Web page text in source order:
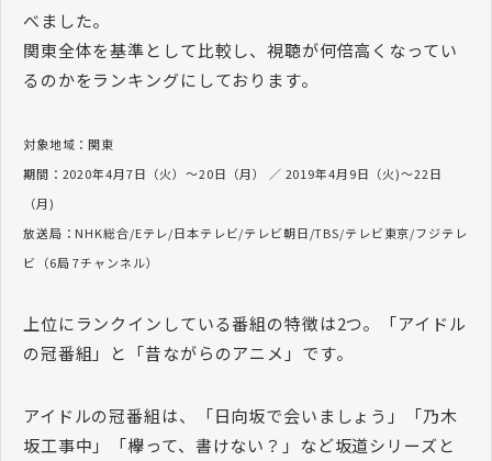
べました。
関東全体を基準として比較し、視聴が何倍高くなってい
るのかをランキングにしております。
対象地域：関東
期間：2020年4月7日（火）～20日（月） ／ 2019年4月9日（火)～22日
（月)
放送局：NHK総合/Eテレ/日本テレビ/テレビ朝日/TBS/テレビ東京/フジテレ
ビ（6局 7チャンネル）
上位にランクインしている番組の特徴は2つ。「アイドル
の冠番組」と「昔ながらのアニメ」です。
アイドルの冠番組は、「日向坂で会いましょう」「乃木
坂工事中」「欅って、書けない？」など坂道シリーズと